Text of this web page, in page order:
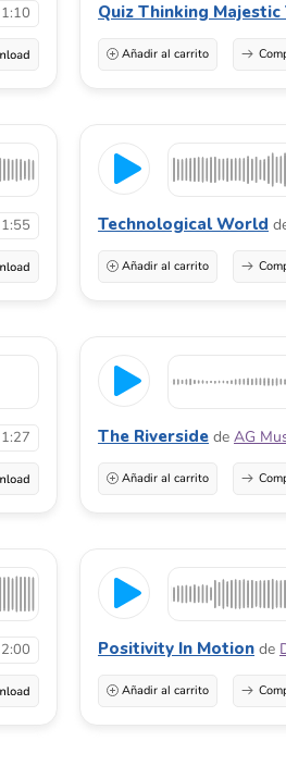
1:10 Quiz Thinking
Añadir al carrito
1:55 Technological World
Añadir al carrito
1:27 The Riverside de AG
Añadir al carrito
2:00 Positivity In Motion de
Añadir al carrito